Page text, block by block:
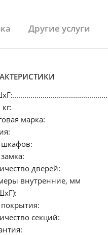
Другие услуги
марка:
шкафов:
дверей:
внутренние, мм
секций: